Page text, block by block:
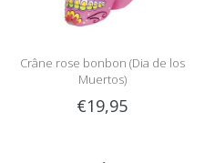
Crâne rose bonbon (Dia de los
Muertos)
€19,95